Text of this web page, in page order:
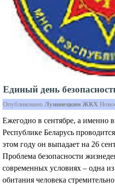
Единый день
Опубликовано Лунинецким ЖКХ
Ежегодно в сентябре, а именно
Республике Беларусь
этом году он выпадает на 26
Проблема безопасности
современных условиях – одна
обитания человека